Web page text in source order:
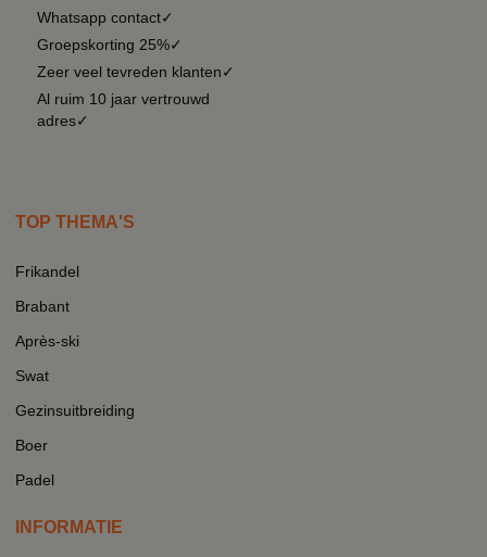
Whatsapp contact✓
Groepskorting 25%✓
Zeer veel tevreden klanten✓
Al ruim 10 jaar vertrouwd
adres✓
TOP THEMA'S
Frikandel
Brabant
Après-ski
Swat
Gezinsuitbreiding
Boer
Padel
INFORMATIE